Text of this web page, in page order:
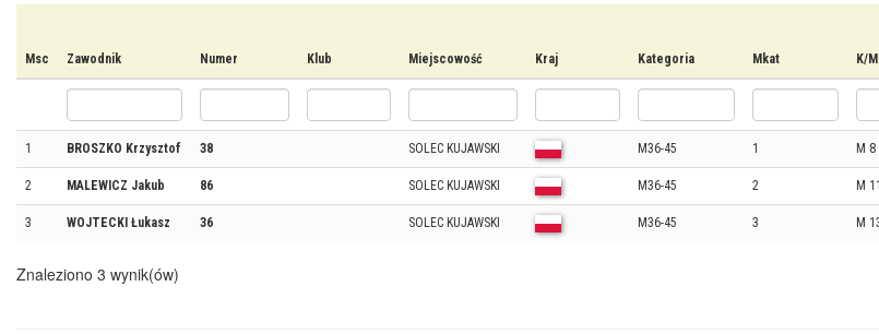
Msc Zawodnik Numer Klub Miejscowość Kraj Kategoria Mkat K/M
1 BROSZKO Krzysztof 38 SOLEC KUJAWSKI M36-45 1 M 8
2 MALEWICZ Jakub 86 SOLEC KUJAWSKI M36-45 2 M 11
3 WOJTECKI Łukasz 36 SOLEC KUJAWSKI M36-45 3 M
Znaleziono 3 wynik(ów)